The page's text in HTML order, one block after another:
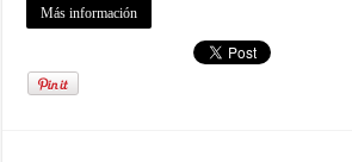
Más información